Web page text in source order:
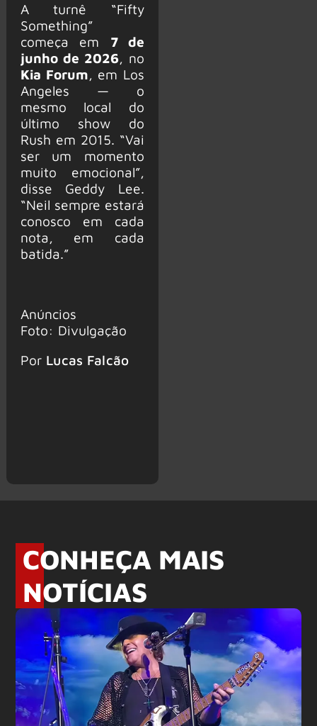
A turnê “Fifty
Something”
começa em 7 de
junho de 2026, no
Kia Forum, em Los
Angeles — o
mesmo local do
último show do
Rush em 2015. “Vai
ser um momento
muito emocional”,
disse Geddy Lee.
“Neil sempre estará
conosco em cada
nota, em cada
batida.”
Anúncios
Foto: Divulgação
Por Lucas Falcão
CONHEÇA MAIS
NOTÍCIAS